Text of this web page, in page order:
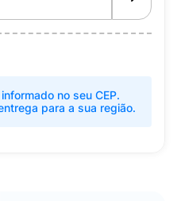
no seu CEP.
para a sua região.